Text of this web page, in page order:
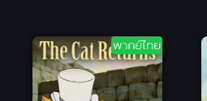
เวอร์พัฟเกิร์ล
มูฟวี่ พากย์
ไทย เต็มเรื่อง
พากย์ไทย